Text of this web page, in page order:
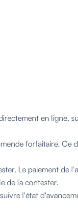
en ligne,
forfaitaire. Ce
Le paiement de
de la contester.
l'état